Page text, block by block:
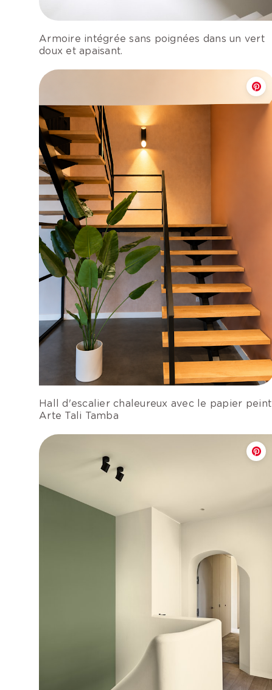
Armoire intégrée sans poignées dans un vert
doux et apaisant.
Hall d'escalier chaleureux avec le papier peint
Arte Tali Tamba